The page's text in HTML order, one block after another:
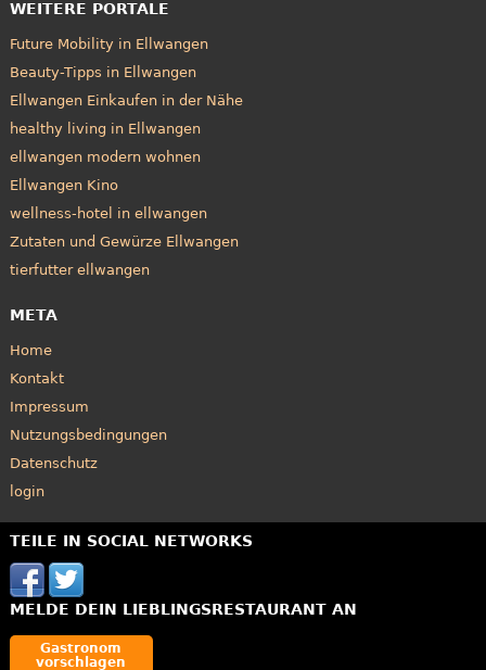
WEITERE PORTALE
Future Mobility in Ellwangen
Beauty-Tipps in Ellwangen
Ellwangen Einkaufen in der Nähe
healthy living in Ellwangen
ellwangen modern wohnen
Ellwangen Kino
wellness-hotel in ellwangen
Zutaten und Gewürze Ellwangen
tierfutter ellwangen
META
Home
Kontakt
Impressum
Nutzungsbedingungen
Datenschutz
login
TEILE IN SOCIAL NETWORKS
MELDE DEIN LIEBLINGSRESTAURANT AN
Gastronom
vorschlagen